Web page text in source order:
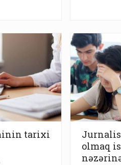
tarixi
olmaq